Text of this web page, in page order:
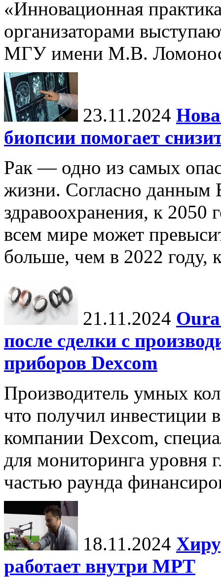
«Инновационная
организаторами
МГУ имени М.В.
23.11.2024
биопсии помогает
Рак — одно из самых
жизни. Согласно данным
здравоохранения, к 2050
всем мире может
больше, чем в 2022 году,
21.11.2024
после сделки с
приборов Dexcom
Производитель умных
что получил инвестиции
компании Dexcom,
для мониторинга уровня
частью раунда
18.11.2024
работает внутри МРТ